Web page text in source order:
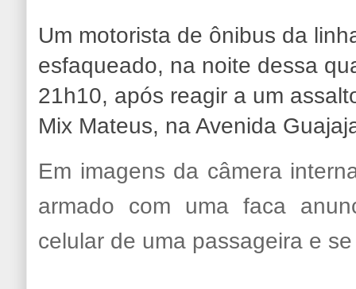
Um motorista de ônibus da
esfaqueado, na noite dessa
21h10, após reagir a um
Mix Mateus, na Avenida
Em imagens da câmera
armado com uma faca
celular de uma passageira e